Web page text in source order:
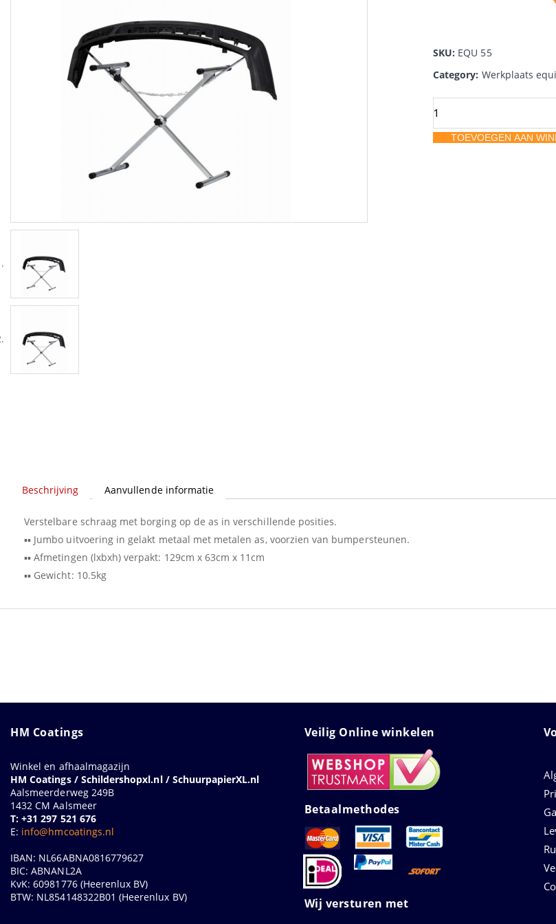
SKU: EQU 55
Category: Werkplaats
jumboTOEVOEGEN AAN
Beschrijving Aanvullende informatie
Verstelbare schraag met borging op de as in verschillende posities.
▪▪ Jumbo uitvoering in gelakt metaal met metalen as, voorzien van bumpersteunen.
▪▪ Afmetingen (lxbxh) verpakt: 129cm x 63cm x 11cm
▪▪ Gewicht: 10.5kg
HM Coatings
Winkel en afhaalmagazijn
HM Coatings / Schildershopxl.nl / SchuurpapierXL.nl
Aalsmeerderweg 249B
1432 CM Aalsmeer
T: +31 297 521 676
E: info@hmcoatings.nl
IBAN: NL66ABNA0816779627
BIC: ABNANL2A
KvK: 60981776 (Heerenlux BV)
BTW: NL854148322B01 (Heerenlux BV)
Veilig Online winkelen
Betaalmethodes
Wij versturen met